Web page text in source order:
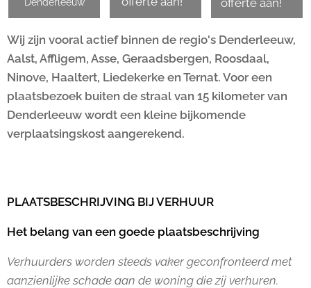
Wij zijn vooral actief binnen de regio's Denderleeuw,
Aalst, Affligem, Asse, Geraadsbergen, Roosdaal,
Ninove, Haaltert, Liedekerke en Ternat. Voor een
plaatsbezoek buiten de straal van 15 kilometer van
Denderleeuw wordt een kleine bijkomende
verplaatsingskost aangerekend.
PLAATSBESCHRIJVING BIJ VERHUUR
Het belang van een goede plaatsbeschrijving
Verhuurders worden steeds vaker geconfronteerd met
aanzienlijke schade aan de woning die zij verhuren.